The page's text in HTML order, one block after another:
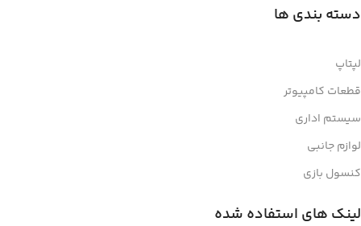
دسته بندی ها
لپتاپ
قطعات کامپیوتر
سیستم اداری
لوازم جانبی
کنسول بازی
لینک های استفاده شده